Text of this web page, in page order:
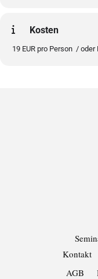
Kosten
19 EUR pro Person / oder
Kontakt
AGB